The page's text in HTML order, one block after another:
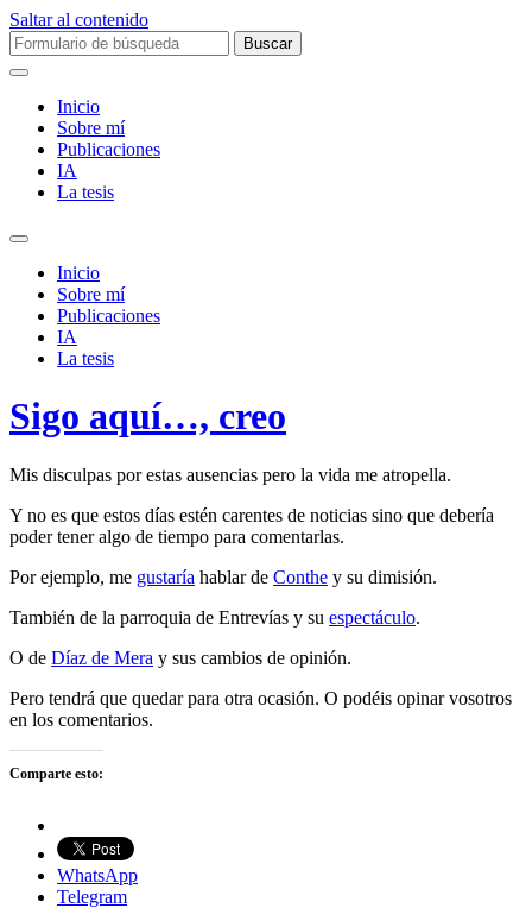
Saltar al contenido
Buscar:
Inicio
Sobre mí­
Publicaciones
IA
La tesis
Alternar
campo
búsqueda
Inicio
Sobre mí­
Publicaciones
IA
La tesis
Sigo aquí­…, creo
Mis disculpas por estas ausencias pero la vida me atropella.
Y no es que estos dí­as estén carentes de noticias sino que deberí­a
poder tener algo de tiempo para comentarlas.
Por ejemplo, me gustarí­a hablar de Conthe y su dimisión.
También de la parroquia de Entreví­as y su espectáculo.
O de Dí­az de Mera y sus cambios de opinión.
Pero tendrá que quedar para otra ocasión. O podéis opinar vosotros
en los comentarios.
Comparte esto:
WhatsApp
Telegram